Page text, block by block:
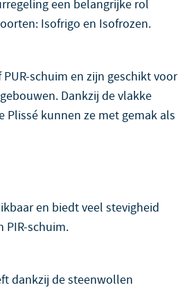
een belangrijke rol
Isofrigo en Isofrozen.
schuim en zijn geschikt voor
Dankzij de vlakke
kunnen ze met gemak als
en biedt veel stevigheid
PIR-schuim.
dankzij de steenwollen